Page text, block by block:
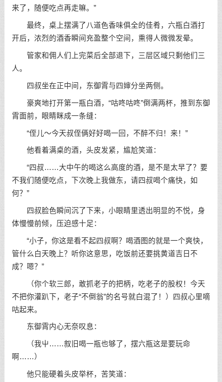
来了，随便吃点再走嘛。”
最终，桌上摆满了八道色香味俱全的佳肴，六瓶白酒打
开后，浓烈的酒香瞬间充盈整个空间，熏得人微微发晕。
管家和佣人们上完菜后全部退下，三层区域只剩他们三
人。
四叔坐在正中间，东御霄与四婶分坐两侧。
豪爽地打开第一瓶白酒，“咕咚咕咚”倒满两杯，推到东御
霄面前，眼睛眯成一条缝：
“侄儿～今天叔侄俩好好喝一回，不醉不归！来！”
他看着满桌的酒，头皮发紧，尴尬笑道：
“四叔……大中午的喝这么高度的酒，是不是太早了？要
不我们随便吃点，下次晚上我做东，请四叔喝个痛快，如
何？”
四叔脸色瞬间沉了下来，小眼睛里透出明显的不悦，身
体慢慢前倾，压迫感十足：
“小子，你这是看不起四叔啊？喝酒图的就是一个爽快，
管什么白天晚上？听你这意思，吃饭前还要挑黄道吉日不
成？嗯？”
（你个软三郎，敢抓老子的把柄，吃老子的股权！今天
不把你灌趴下，老子“不倒翁”的名号就白混了！）四叔心里嘀
咕起来。
东御霄内心无奈叹息：
（我屮……叙旧喝一瓶也够了，摆六瓶这是要玩命
啊……）
他只能硬着头皮举杯，苦笑道：